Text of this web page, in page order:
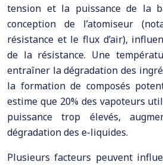
tension et la puissance de la
conception de l’atomiseur
résistance et le flux d’air),
de la résistance. Une
entraîner la dégradation des
la formation de composés
estime que 20% des vapoteurs
puissance trop élevés,
dégradation des e-liquides.
Plusieurs facteurs peuvent